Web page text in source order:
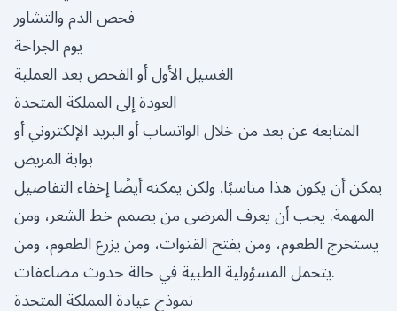
فحص الدم والتشاور
يوم الجراحة
الغسيل الأول أو الفحص بعد العملية
العودة إلى المملكة المتحدة
المتابعة عن بعد من خلال الواتساب أو البريد الإلكتروني أو
بوابة المريض
يمكن أن يكون هذا مناسبًا. ولكن يمكنه أيضًا إخفاء التفاصيل
المهمة. يجب أن يعرف المرضى من يصمم خط الشعر، ومن
يستخرج الطعوم، ومن يفتح القنوات، ومن يزرع الطعوم، ومن
يتحمل المسؤولية الطبية في حالة حدوث مضاعفات.
نموذج عيادة المملكة المتحدة